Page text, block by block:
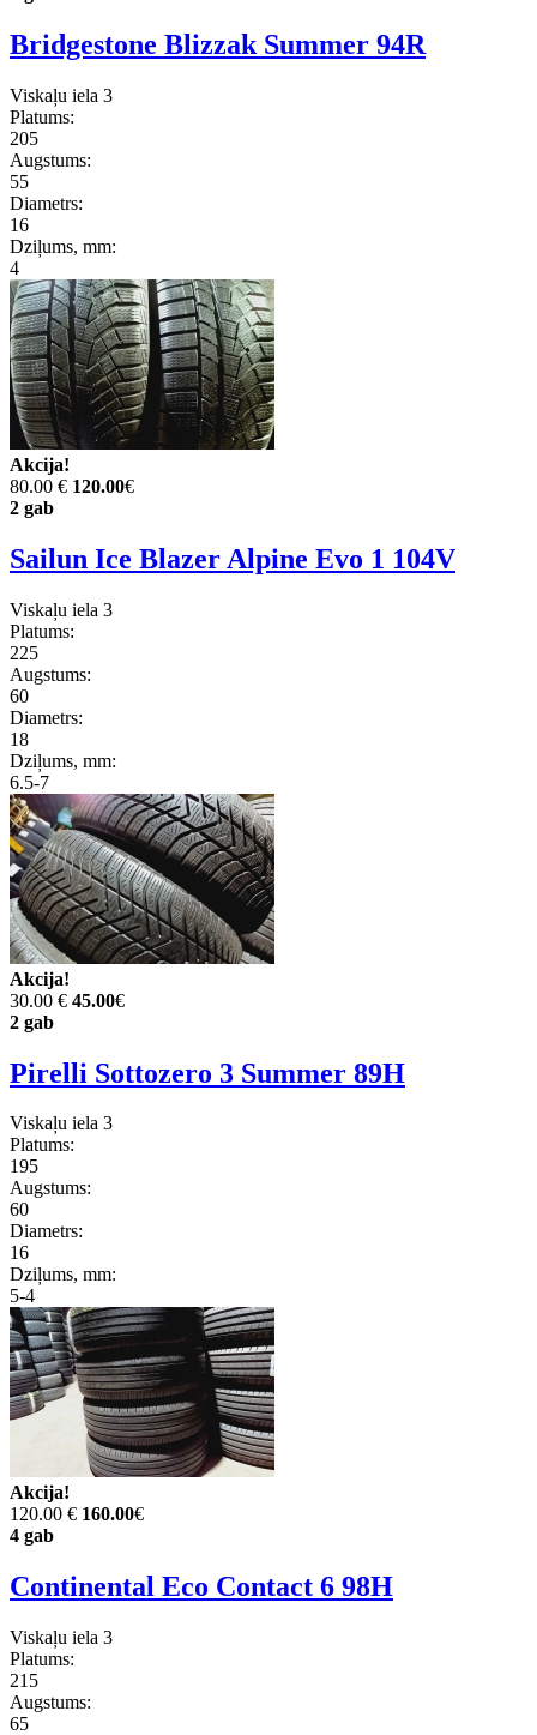
Bridgestone Blizzak Summer 94R
Viskaļu iela 3
Platums:
205
Augstums:
55
Diametrs:
16
Dziļums, mm:
4
Akcija!
80.00 € 120.00€
2 gab
Sailun Ice Blazer Alpine Evo 1 104V
Viskaļu iela 3
Platums:
225
Augstums:
60
Diametrs:
18
Dziļums, mm:
6.5-7
Akcija!
30.00 € 45.00€
2 gab
Pirelli Sottozero 3 Summer 89H
Viskaļu iela 3
Platums:
195
Augstums:
60
Diametrs:
16
Dziļums, mm:
5-4
Akcija!
120.00 € 160.00€
4 gab
Continental Eco Contact 6 98H
Viskaļu iela 3
Platums:
215
Augstums:
65